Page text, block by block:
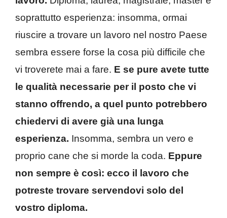
soprattutto esperienza: insomma, ormai
riuscire a trovare un lavoro nel nostro Paese
sembra essere forse la cosa più difficile che
vi troverete mai a fare. E se pure avete tutte
le qualità necessarie per il posto che vi
stanno offrendo, a quel punto potrebbero
chiedervi di avere già una lunga
esperienza. Insomma, sembra un vero e
proprio cane che si morde la coda. Eppure
non sempre è così: ecco il lavoro che
potreste trovare servendovi solo del
vostro diploma.